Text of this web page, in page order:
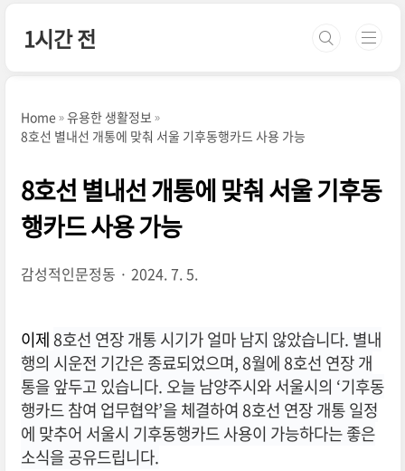
1시간 전
Home
유용한 생활정보
8호선 별내선 개통에 맞춰 서울 기후동행카드 사용 가능
8호선 별내선 개통에 맞춰 서울 기후동
행카드 사용 가능
감성적인문정동 2024. 7. 5.
이제8호선 연장 개통 시기가 얼마 남지 않았습니다. 별내
행의 시운전 기간은 종료되었으며, 8월에8호선 연장 개
통을 앞두고 있습니다. 오늘 남양주시와 서울시의 ‘기후동
행카드 참여 업무협약’을 체결하여 8호선 연장 개통 일정
에 맞추어 서울시 기후동행카드 사용이 가능하다는 좋은
소식을 공유드립니다.